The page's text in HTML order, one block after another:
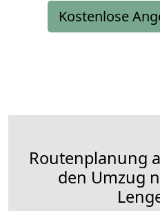
Kostenlose
Routenplanung
den Umzug